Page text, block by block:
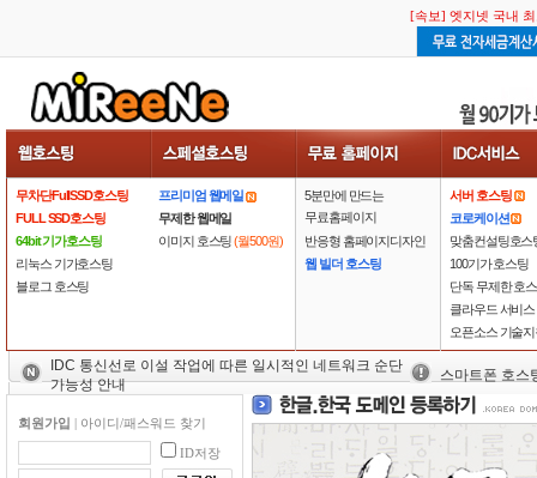
[속보] 엣지넷 국내
무차단FullSSD호스팅
FULL SSD호스팅
64bit 기가호스팅
리눅스 기가호스팅
블로그 호스팅
프리미엄 웹메일
무제한 웹메일
이미지 호스팅(월500원)
5분만에 만드는
무료홈페이지
반응형 홈페이지디자인
웹 빌더 호스팅
서버 호스팅
코로케이션
맞춤컨설팅호스
100기가 호스팅
단독 무제한 호
클라우드 서비스
오픈소스 기술
IDC 통신선로 이설 작업에 따른 일시적인 네트워크 순단
가능성 안내
스마트폰 호스
회원가입 | 아이디/패스워드 찾기
ID저장